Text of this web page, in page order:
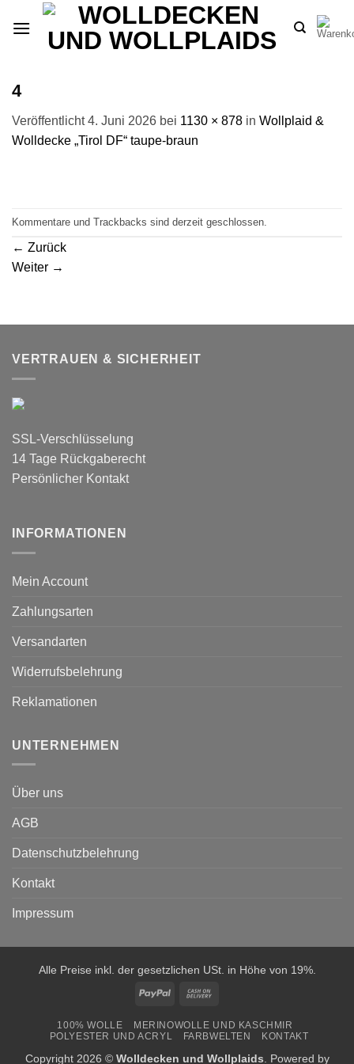
Inhalt
4
Veröffentlicht4. Juni 2026 bei 1130 × 878 in Wollplaid &
Wolldecke „Tirol DF“ taupe-braun
Kommentare und Trackbacks sind derzeit geschlossen.
← Zurück
Weiter →
VERTRAUEN & SICHERHEIT
SSL-Verschlüsselung
14 Tage Rückgaberecht
Persönlicher Kontakt
INFORMATIONEN
Mein Account
Zahlungsarten
Versandarten
Widerrufsbelehrung
Reklamationen
UNTERNEHMEN
Über uns
AGB
Datenschutzbelehrung
Kontakt
Impressum
Alle Preise inkl. der gesetzlichen USt. in Höhe von 19%.
PayPal
Delivery
100% WOLLE
MERINOWOLLE UND KASCHMIR
POLYESTER UND ACRYL
FARBWELTEN KONTAKT
Copyright 2026 © Wolldecken und Wollplaids. Powered by